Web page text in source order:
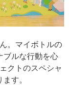
。マイボトルの
ブルな行動を心
クトのスペシャ
す。